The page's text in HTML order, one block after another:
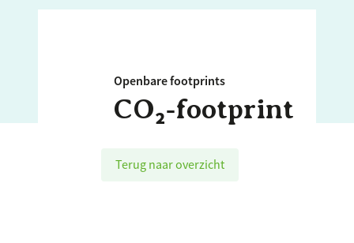
Openbare footprints
CO₂‑footprint
Terug naar overzicht